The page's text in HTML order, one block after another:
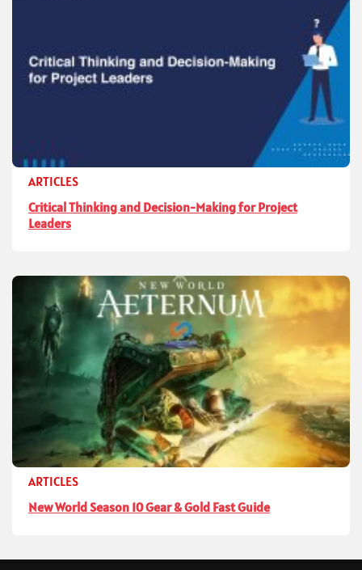
ARTICLES
Critical Thinking and Decision-Making for Project
Leaders
ARTICLES
New World Season 10 Gear & Gold Fast Guide